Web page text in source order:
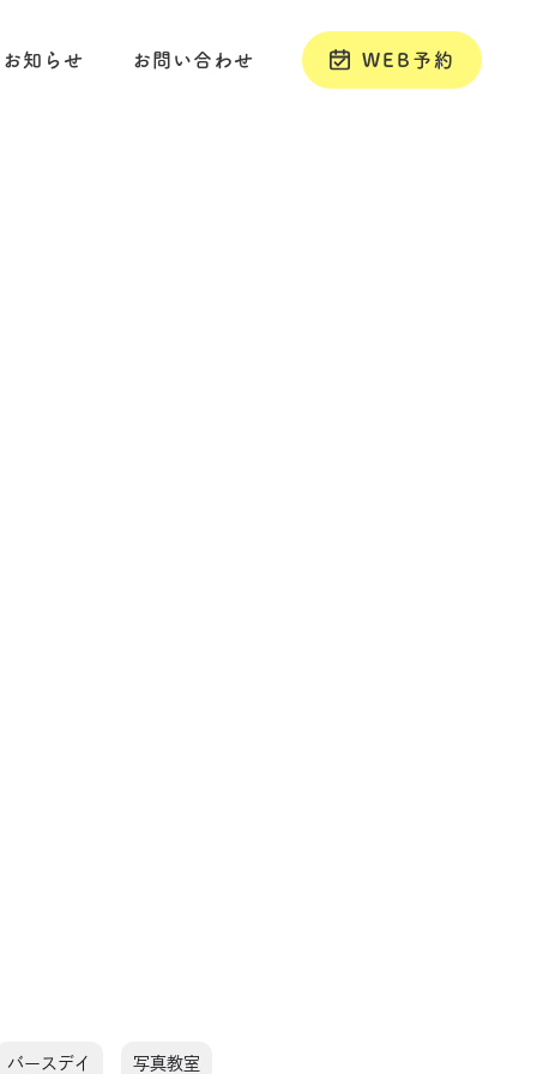
お知らせ お問い合わせ WEB予約
バースデイ 写真教室